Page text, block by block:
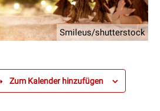
Smileus/shutterstock
Zum Kalender hinzufügen